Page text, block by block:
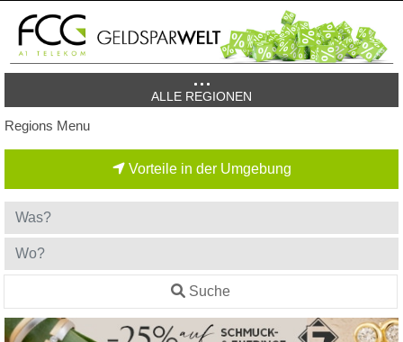
ALLE REGIONEN
Regions Menu
Vorteile in der Umgebung
Suche